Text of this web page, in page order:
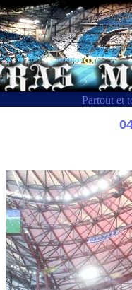
Partout et